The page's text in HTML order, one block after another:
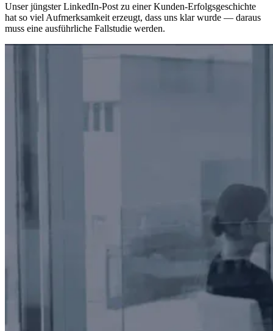
Unser jüngster LinkedIn-Post zu einer Kunden-Erfolgsgeschichte
hat so viel Aufmerksamkeit erzeugt, dass uns klar wurde — daraus
muss eine ausführliche Fallstudie werden.